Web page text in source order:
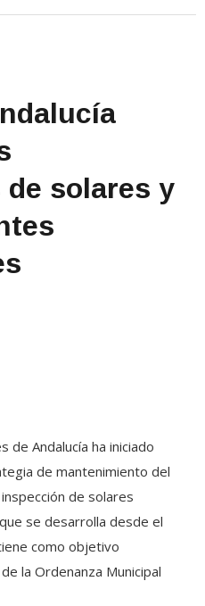
solares y
de Andalucía ha iniciado
de mantenimiento del
de solares
se desarrolla desde el
como objetivo
la Ordenanza Municipal